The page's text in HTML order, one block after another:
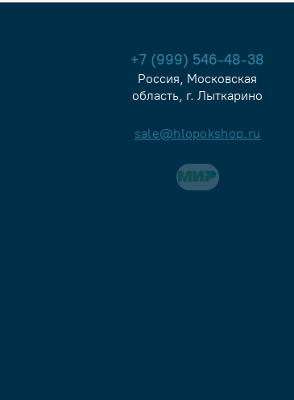
+7 (999) 546-48-38
Россия, Московская
область, г. Лыткарино
sale@hlopokshop.ru